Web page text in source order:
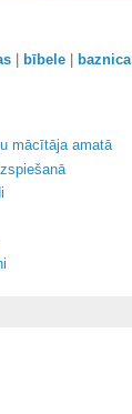
bībele baznica
mācītāja amatā